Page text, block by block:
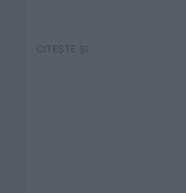
CITEȘTE ȘI